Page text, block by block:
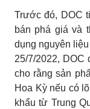
Trước đó, DOC
bán phá giá và
dụng nguyên
25/7/2022, DOC
cho rằng sản
Hoa Kỳ nếu có
khẩu từ Trung